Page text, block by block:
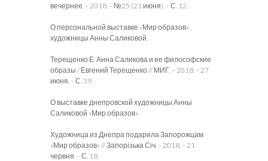
вечернее. – 2018. – №25 (21 июня). – С. 12.
О персональной выставке «Мир образов»
художницы Анны Саликовой.
Терещенко Е. Анна Саликова и ее философские
образы / Евгений Терещенко // МИГ. – 2018. – 27
июня. – С. 39.
О выставке днепровской художницы Анны
Саликовой «Мир образов».
Художница из Днепра подарила Запорожцам
«Мир образов» // Запорізька Січ. – 2018. – 21
червня. – С. 18.